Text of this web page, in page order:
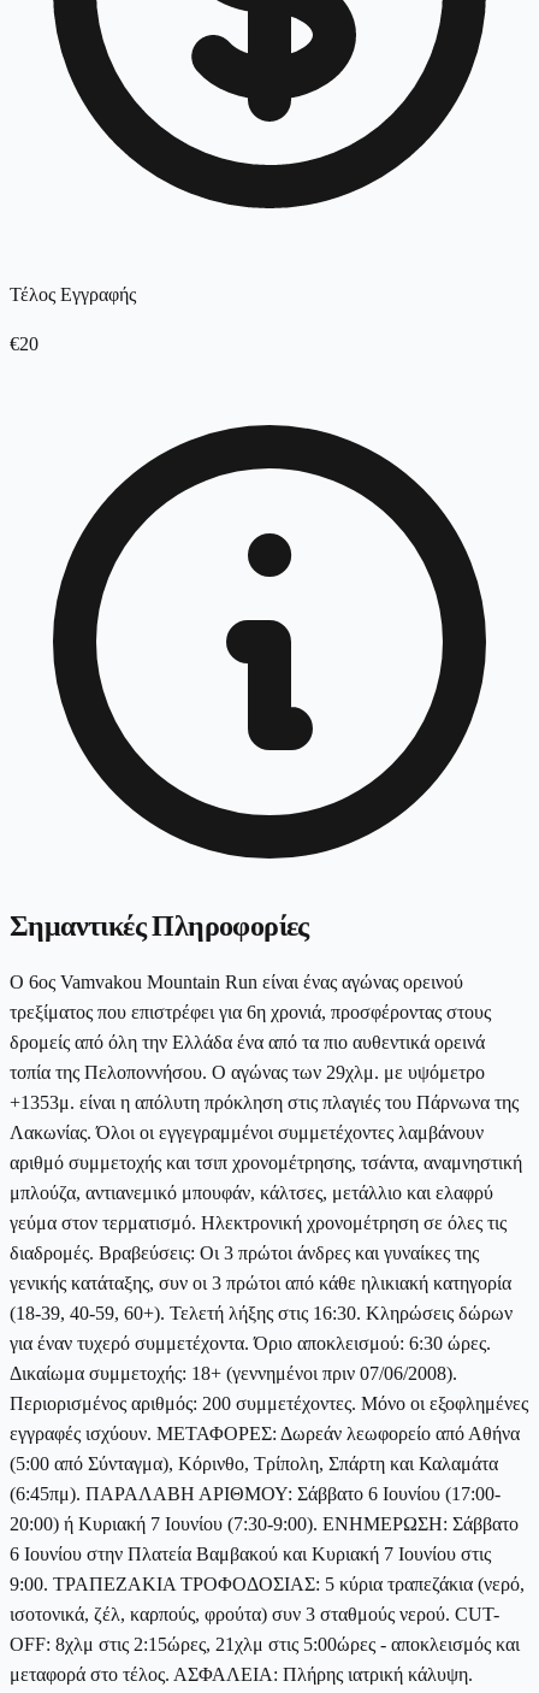
Τέλος Εγγραφής
€20
Σημαντικές Πληροφορίες
Ο 6ος Vamvakou Mountain Run είναι ένας αγώνας ορεινού
τρεξίματος που επιστρέφει για 6η χρονιά, προσφέροντας στους
δρομείς από όλη την Ελλάδα ένα από τα πιο αυθεντικά ορεινά
τοπία της Πελοποννήσου. Ο αγώνας των 29χλμ. με υψόμετρο
+1353μ. είναι η απόλυτη πρόκληση στις πλαγιές του Πάρνωνα της
Λακωνίας. Όλοι οι εγγεγραμμένοι συμμετέχοντες λαμβάνουν
αριθμό συμμετοχής και τσιπ χρονομέτρησης, τσάντα, αναμνηστική
μπλούζα, αντιανεμικό μπουφάν, κάλτσες, μετάλλιο και ελαφρύ
γεύμα στον τερματισμό. Ηλεκτρονική χρονομέτρηση σε όλες τις
διαδρομές. Βραβεύσεις: Οι 3 πρώτοι άνδρες και γυναίκες της
γενικής κατάταξης, συν οι 3 πρώτοι από κάθε ηλικιακή κατηγορία
(18-39, 40-59, 60+). Τελετή λήξης στις 16:30. Κληρώσεις δώρων
για έναν τυχερό συμμετέχοντα. Όριο αποκλεισμού: 6:30 ώρες.
Δικαίωμα συμμετοχής: 18+ (γεννημένοι πριν 07/06/2008).
Περιορισμένος αριθμός: 200 συμμετέχοντες. Μόνο οι εξοφλημένες
εγγραφές ισχύουν. ΜΕΤΑΦΟΡΕΣ: Δωρεάν λεωφορείο από Αθήνα
(5:00 από Σύνταγμα), Κόρινθο, Τρίπολη, Σπάρτη και Καλαμάτα
(6:45πμ). ΠΑΡΑΛΑΒΗ ΑΡΙΘΜΟΥ: Σάββατο 6 Ιουνίου (17:00-
20:00) ή Κυριακή 7 Ιουνίου (7:30-9:00). ΕΝΗΜΕΡΩΣΗ: Σάββατο
6 Ιουνίου στην Πλατεία Βαμβακού και Κυριακή 7 Ιουνίου στις
9:00. ΤΡΑΠΕΖΑΚΙΑ ΤΡΟΦΟΔΟΣΙΑΣ: 5 κύρια τραπεζάκια (νερό,
ισοτονικά, ζέλ, καρπούς, φρούτα) συν 3 σταθμούς νερού. CUT-
OFF: 8χλμ στις 2:15ώρες, 21χλμ στις 5:00ώρες - αποκλεισμός και
μεταφορά στο τέλος. ΑΣΦΑΛΕΙΑ: Πλήρης ιατρική κάλυψη.